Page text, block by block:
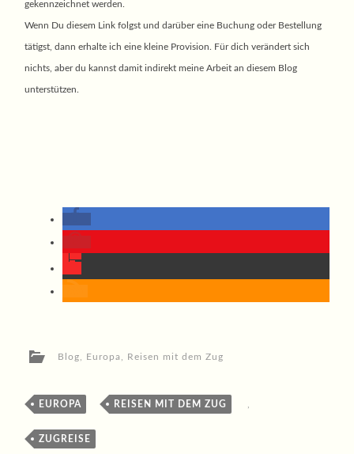
gekennzeichnet werden.
Wenn Du diesem Link folgst und darüber eine Buchung oder Bestellung
tätigst, dann erhalte ich eine kleine Provision. Für dich verändert sich
nichts, aber du kannst damit indirekt meine Arbeit an diesem Blog
unterstützen.
Blog Europa Reisen mit dem Zug
EUROPA , REISEN MIT DEM ZUG
ZUGREISE